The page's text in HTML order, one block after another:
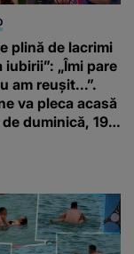
plină de lacrimi
iubirii”: „Îmi pare
am reușit...”.
va pleca acasă
duminică, 19